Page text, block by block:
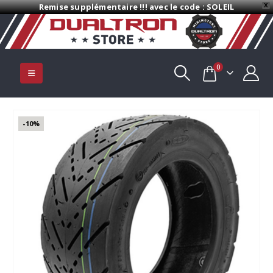
X
Remise supplémentaire !!! avec le code : SOLEIL
0
-10%